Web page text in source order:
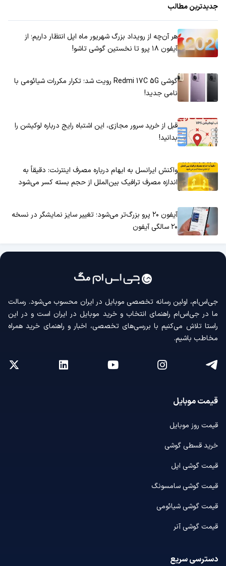
جدیدترین مطالب
هر آن‌چه از رویداد بزرگ شهریور ماه اپل انتظار داریم؛ از
آیفون ۱۸ پرو تا نخستین گوشی تاشو!
گوشی Redmi 17C 5G رویت شد؛ تکرار مکررات شیائومی با
نامی جدید!
قبل از خرید سرور مجازی، این اشتباه رایج درباره لوکیشن را
بدانید!
واکنش ایرانسل به ابهام درباره مصرف اینترنت: دقیقاً به
اندازه مصرف ترافیک بین‌الملل از حجم بسته کسر می‌شود
آیفون ۲۰ پرو بزرگ‌تر می‌شود؛ تغییر سایز نمایشگر در نسخه
۲۰ سالگی آیفون
جی‌اس‌ام، اولین رسانه‌ تخصصی موبایل در ایران محسوب می‌شود. رسالت
ما در جی‌اس‌ام راهنمای انتخاب و خرید موبایل در ایران است و در این
راستا تلاش می‌کنیم با بررسی‌های تخصصی، اخبار و راهنمای خرید همراه
مخاطب باشیم.
قیمت موبایل
قیمت روز موبایل
خرید قسطی گوشی
قیمت گوشی اپل
قیمت گوشی سامسونگ
قیمت گوشی شیائومی
قیمت گوشی آنر
دسترسی سریع